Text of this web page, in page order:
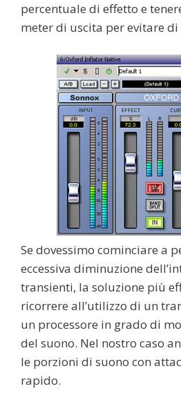
percentuale di effetto e
meter di uscita per evitare
Se dovessimo cominciare a
eccessiva diminuzione
transienti, la soluzione più
ricorrere all’utilizzo di un
un processore in grado di
del suono. Nel nostro caso
le porzioni di suono con
rapido.